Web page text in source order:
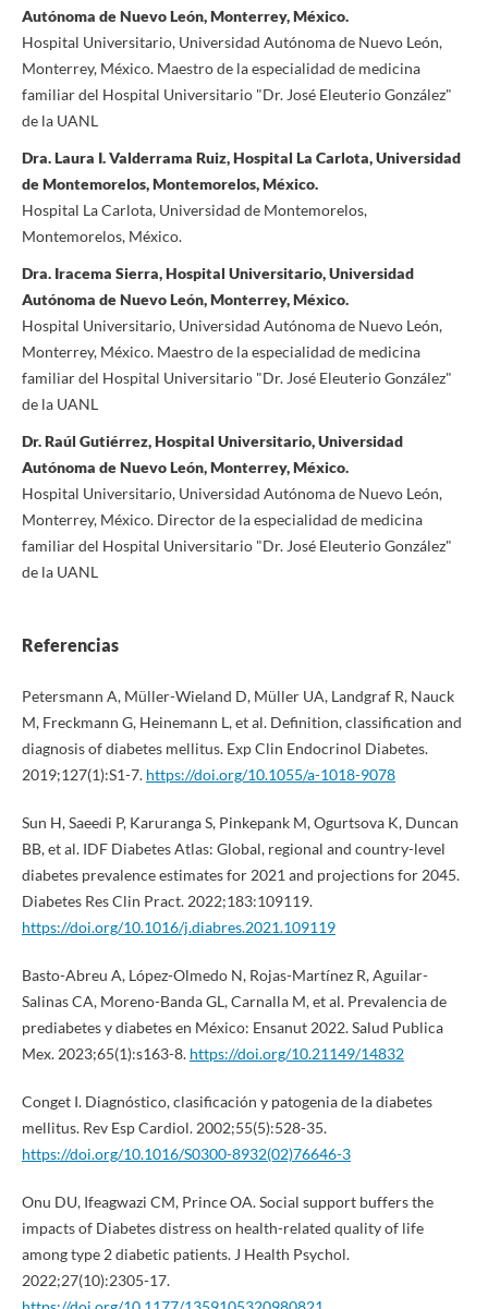
Autónoma de Nuevo León, Monterrey, México.
Hospital Universitario, Universidad Autónoma de Nuevo León,
Monterrey, México. Maestro de la especialidad de medicina
familiar del Hospital Universitario "Dr. José Eleuterio González"
de la UANL
Dra. Laura I. Valderrama Ruiz, Hospital La Carlota, Universidad
de Montemorelos, Montemorelos, México.
Hospital La Carlota, Universidad de Montemorelos,
Montemorelos, México.
Dra. Iracema Sierra, Hospital Universitario, Universidad
Autónoma de Nuevo León, Monterrey, México.
Hospital Universitario, Universidad Autónoma de Nuevo León,
Monterrey, México. Maestro de la especialidad de medicina
familiar del Hospital Universitario "Dr. José Eleuterio González"
de la UANL
Dr. Raúl Gutiérrez, Hospital Universitario, Universidad
Autónoma de Nuevo León, Monterrey, México.
Hospital Universitario, Universidad Autónoma de Nuevo León,
Monterrey, México. Director de la especialidad de medicina
familiar del Hospital Universitario "Dr. José Eleuterio González"
de la UANL
Referencias
Petersmann A, Müller-Wieland D, Müller UA, Landgraf R, Nauck
M, Freckmann G, Heinemann L, et al. Definition, classification and
diagnosis of diabetes mellitus. Exp Clin Endocrinol Diabetes.
2019;127(1):S1-7. https://doi.org/10.1055/a-1018-9078
Sun H, Saeedi P, Karuranga S, Pinkepank M, Ogurtsova K, Duncan
BB, et al. IDF Diabetes Atlas: Global, regional and country-level
diabetes prevalence estimates for 2021 and projections for 2045.
Diabetes Res Clin Pract. 2022;183:109119.
https://doi.org/10.1016/j.diabres.2021.109119
Basto-Abreu A, López-Olmedo N, Rojas-Martínez R, Aguilar-
Salinas CA, Moreno-Banda GL, Carnalla M, et al. Prevalencia de
prediabetes y diabetes en México: Ensanut 2022. Salud Publica
Mex. 2023;65(1):s163-8. https://doi.org/10.21149/14832
Conget I. Diagnóstico, clasificación y patogenia de la diabetes
mellitus. Rev Esp Cardiol. 2002;55(5):528-35.
https://doi.org/10.1016/S0300-8932(02)76646-3
Onu DU, Ifeagwazi CM, Prince OA. Social support buffers the
impacts of Diabetes distress on health-related quality of life
among type 2 diabetic patients. J Health Psychol.
2022;27(10):2305-17.